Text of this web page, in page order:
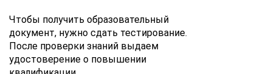
Чтобы получить образовательный
документ, нужно сдать тестирование.
После проверки знаний выдаем
удостоверение о повышении